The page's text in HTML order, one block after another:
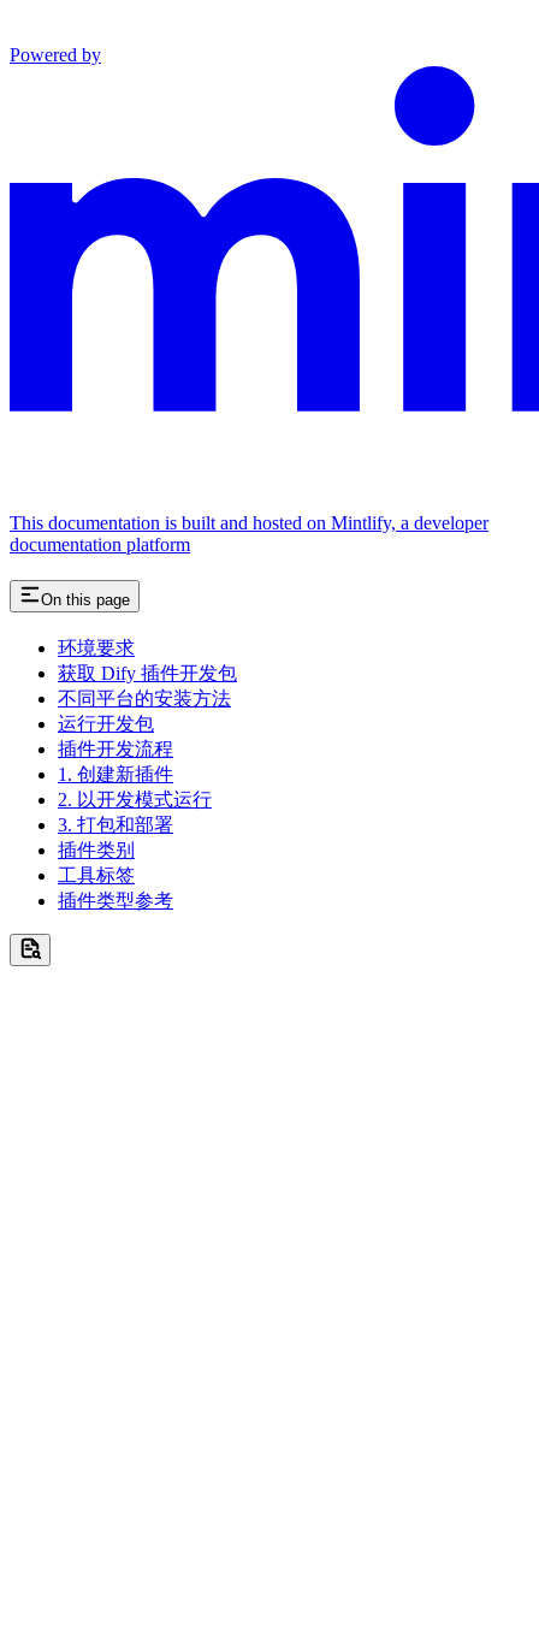
Powered by
This documentation is built and hosted on Mintlify, a developer
documentation platform
On this page
环境要求
获取 Dify 插件开发包
不同平台的安装方法
运行开发包
插件开发流程
1. 创建新插件
2. 以开发模式运行
3. 打包和部署
插件类别
工具标签
插件类型参考